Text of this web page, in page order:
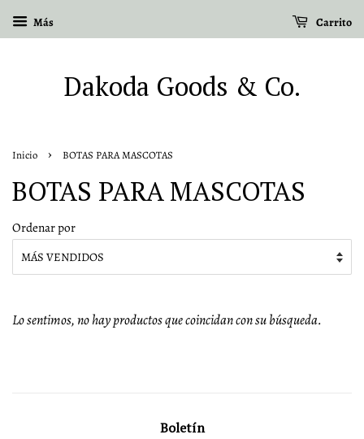
Más Carrito
Dakoda Goods & Co.
Inicio › BOTAS PARA MASCOTAS
BOTAS PARA MASCOTAS
Ordenar por
Lo sentimos, no hay productos que coincidan con su búsqueda.
Boletín